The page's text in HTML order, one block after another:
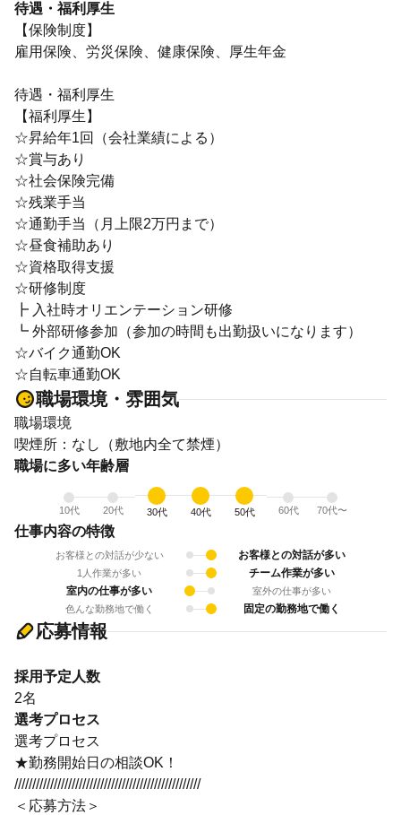
待遇・福利厚生
【保険制度】
雇用保険、労災保険、健康保険、厚生年金
待遇・福利厚生
【福利厚生】
☆昇給年1回（会社業績による）
☆賞与あり
☆社会保険完備
☆残業手当
☆通勤手当（月上限2万円まで）
☆昼食補助あり
☆資格取得支援
☆研修制度
┣ 入社時オリエンテーション研修
┗ 外部研修参加（参加の時間も出勤扱いになります）
☆バイク通勤OK
☆自転車通勤OK
職場環境・雰囲気
職場環境
喫煙所：なし（敷地内全て禁煙）
職場に多い年齢層
10代 20代 30代 40代 50代 60代 70代〜
仕事内容の特徴
お客様との対話が少ない お客様との対話が多い
1人作業が多い
チーム作業が多い
室内の仕事が多い
室外の仕事が多い
色んな勤務地で働く
固定の勤務地で働く
応募情報
採用予定人数
2名
選考プロセス
選考プロセス
★勤務開始日の相談OK！
////////////////////////////////////////////////////
＜応募方法＞